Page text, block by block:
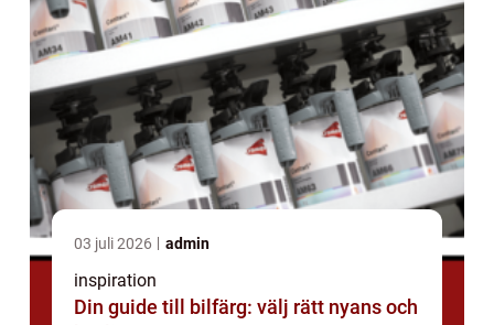
03 juli 2026 admin
inspiration
Din guide till bilfärg: välj rätt nyans och